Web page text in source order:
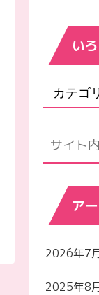
い
ア
2026年7
2025年8